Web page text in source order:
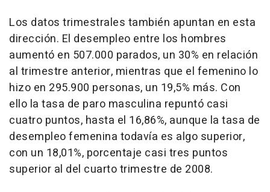
Los datos trimestrales también apuntan en esta
dirección. El desempleo entre los hombres
aumentó en 507.000 parados, un 30% en relación
al trimestre anterior, mientras que el femenino lo
hizo en 295.900 personas, un 19,5% más. Con
ello la tasa de paro masculina repuntó casi
cuatro puntos, hasta el 16,86%, aunque la tasa de
desempleo femenina todavía es algo superior,
con un 18,01%, porcentaje casi tres puntos
superior al del cuarto trimestre de 2008.